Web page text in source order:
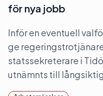
för nya jobb
Inför en eventuell
ge
statssekreterare i
utnämnts till